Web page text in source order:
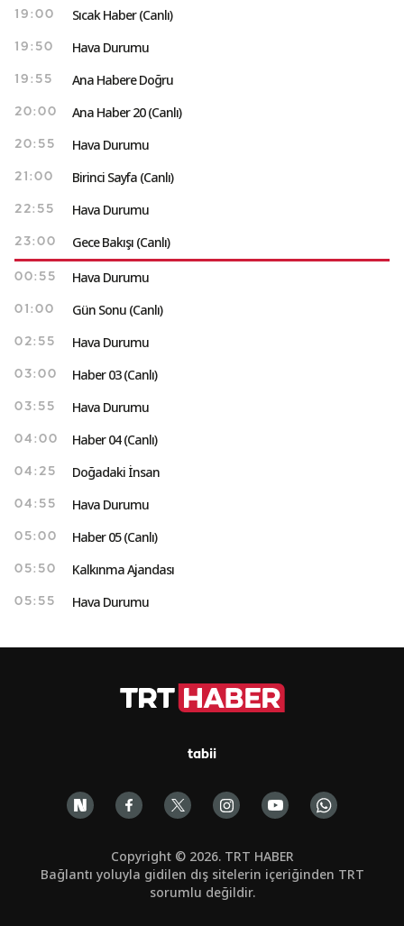
19:00 Sıcak Haber (Canlı)
19:50 Hava Durumu
19:55 Ana Habere Doğru
20:00 Ana Haber 20 (Canlı)
20:55 Hava Durumu
21:00 Birinci Sayfa (Canlı)
22:55 Hava Durumu
23:00 Gece Bakışı (Canlı)
00:55 Hava Durumu
01:00 Gün Sonu (Canlı)
02:55 Hava Durumu
03:00 Haber 03 (Canlı)
03:55 Hava Durumu
04:00 Haber 04 (Canlı)
04:25 Doğadaki İnsan
04:55 Hava Durumu
05:00 Haber 05 (Canlı)
05:50 Kalkınma Ajandası
05:55 Hava Durumu
tabii
Copyright © 2026. TRT HABER
Bağlantı yoluyla gidilen dış sitelerin içeriğinden TRT
sorumlu değildir.